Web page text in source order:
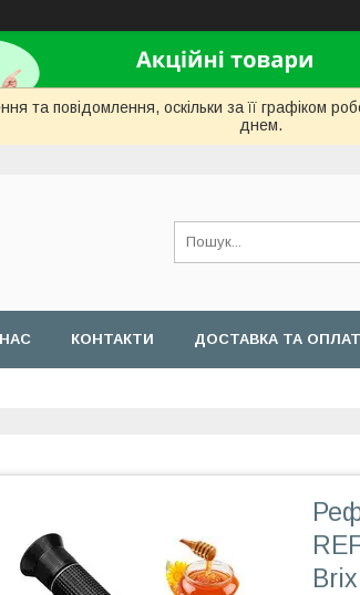
та повідомлення, оскільки за її графіком
днем.
КОНТАКТИ ДОСТАВКА ТА